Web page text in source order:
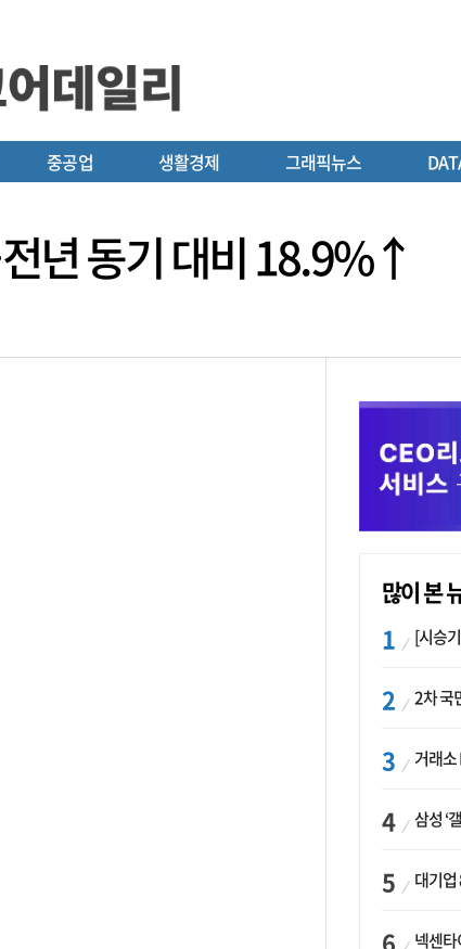
중공업 생활경제 그래픽뉴스
년 동기 대비 18.9%↑
많이 본
[시승기] “전
2차 국민성장펀
거래소 M&A 새
삼성 ‘갤Z8’ 일
대기업 89곳 중
넥센타이어,